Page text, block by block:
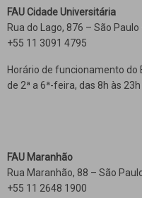
FAU Cidade Universitária
Rua do Lago, 876 – São Paulo
+55 11 3091 4795
Horário de funcionamento do
de 2ª a 6ª-feira, das 8h às 23h
FAU Maranhão
Rua Maranhão, 88 – São
+55 11 2648 1900